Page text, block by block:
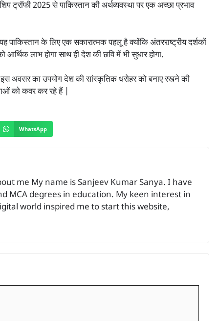
ट्रॉफी 2025 से पाकिस्तान की अर्थव्यवस्था पर एक अच्छा प्रभाव
पाकिस्तान के लिए एक सकारात्मक पहलू है क्योंकि अंतरराष्ट्रीय दर्शकों
लाभ होगा साथ ही देश की छवि में भी सुधार होगा.
अवसर का उपयोग देश की सांस्कृतिक धरोहर को बनाए रखने की
को कवर कर रहे हैं |
WhatsApp
me My name is Sanjeev Kumar Sanya. I have
MCA degrees in education. My keen interest in
world inspired me to start this website,